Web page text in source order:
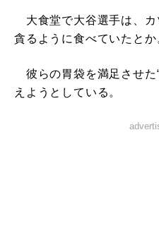
大食堂で大谷選手は、カ
貪るように食べていたとか
彼らの胃袋を満足させた
えようとしている。